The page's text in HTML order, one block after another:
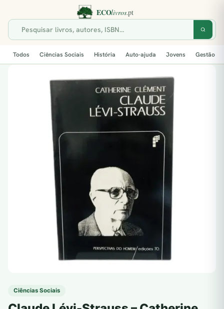
Todos Ciências Sociais História Auto-ajuda Jovens Gestão
Ciências Sociais